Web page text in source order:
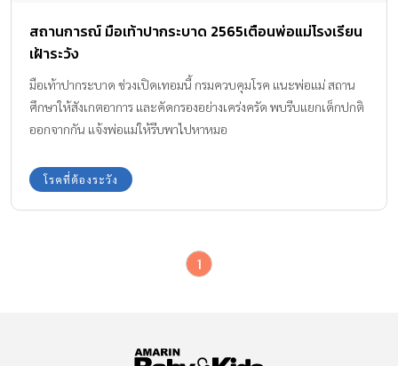
สถานการณ์ มือเท้าปากระบาด 2565เตือนพ่อแม่โรงเรียน
เฝ้าระวัง
มือเท้าปากระบาด ช่วงเปิดเทอมนี้ กรมควบคุมโรค แนะพ่อแม่ สถาน
ศึกษาให้สังเกตอาการ และคัดกรองอย่างเคร่งครัด พบรีบแยกเด็กปกติ
ออกจากกัน แจ้งพ่อแม่ให้รีบพาไปหาหมอ
โรคที่ต้องระวัง
1